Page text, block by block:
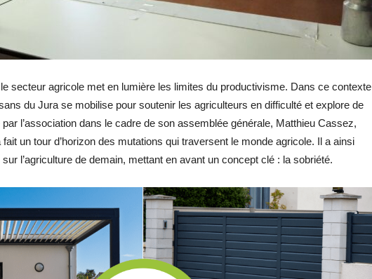
–
Hebdo39
secteur agricole met en lumière les limites du productivisme. Dans ce contexte
du Jura se mobilise pour soutenir les agriculteurs en difficulté et explore de
l’association dans le cadre de son assemblée générale, Matthieu Cassez,
un tour d’horizon des mutations qui traversent le monde agricole. Il a ainsi
l’agriculture de demain, mettant en avant un concept clé : la sobriété.